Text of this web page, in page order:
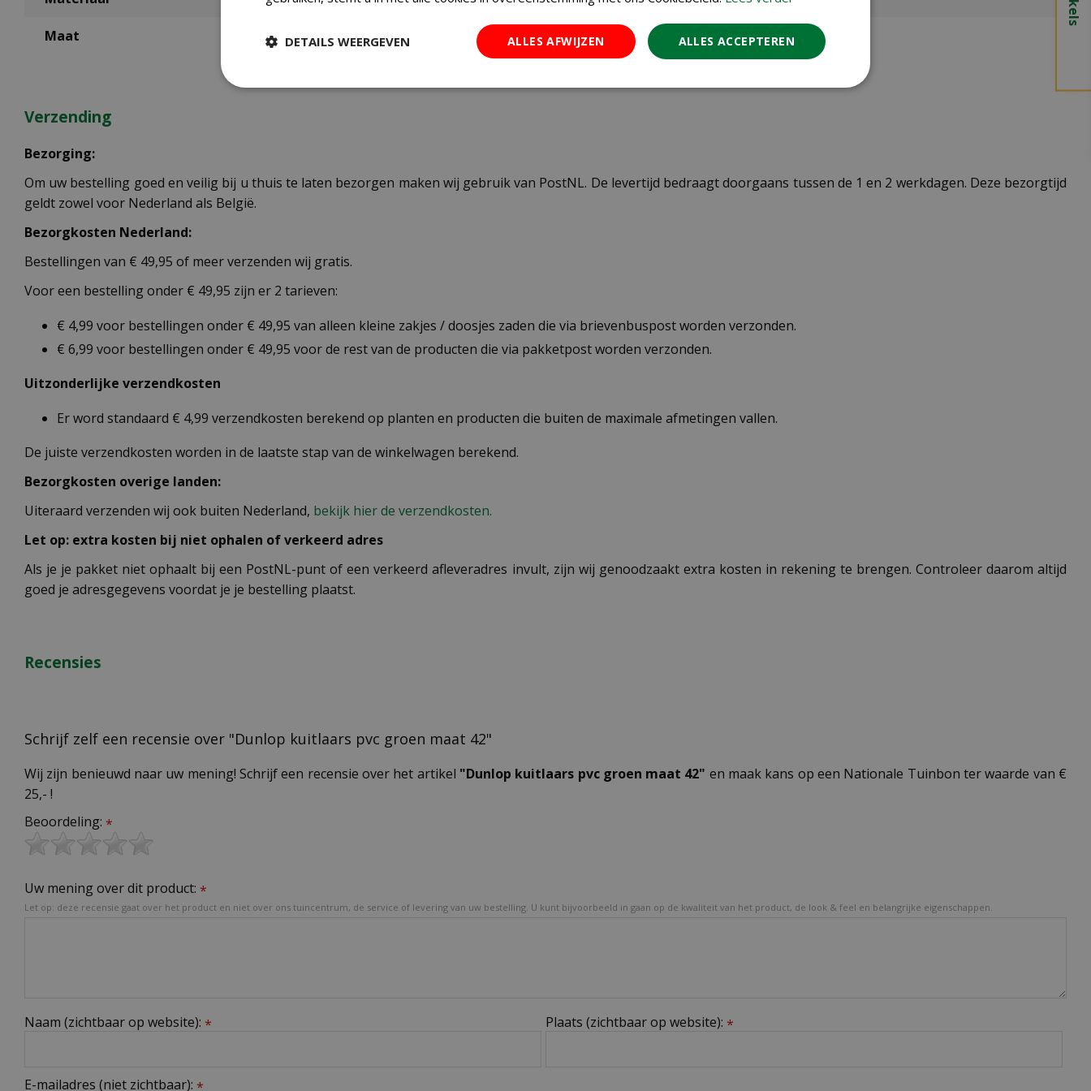
Maat 42
Verzending
Bezorging:
Om uw bestelling goed en veilig bij u thuis te laten bezorgen maken wij gebruik van PostNL. De levertijd bedraagt doorgaans tussen de 1 en 2 werkdagen. Deze bezorgtijd
geldt zowel voor Nederland als België.
Bezorgkosten Nederland:
Bestellingen van € 49,95 of meer verzenden wij gratis.
Voor een bestelling onder € 49,95 zijn er 2 tarieven:
€ 4,99 voor bestellingen onder € 49,95 van alleen kleine zakjes / doosjes zaden die via brievenbuspost worden verzonden.
€ 6,99 voor bestellingen onder € 49,95 voor de rest van de producten die via pakketpost worden verzonden.
Uitzonderlijke verzendkosten
Er word standaard € 4,99 verzendkosten berekend op planten en producten die buiten de maximale afmetingen vallen.
De juiste verzendkosten worden in de laatste stap van de winkelwagen berekend.
Bezorgkosten overige landen:
Uiteraard verzenden wij ook buiten Nederland, bekijk hier de verzendkosten.
Let op: extra kosten bij niet ophalen of verkeerd adres
Als je je pakket niet ophaalt bij een PostNL-punt of een verkeerd afleveradres invult, zijn wij genoodzaakt extra kosten in rekening te brengen. Controleer daarom altijd
goed je adresgegevens voordat je je bestelling plaatst.
Recensies
Schrijf zelf een recensie over "Dunlop kuitlaars pvc groen maat 42"
Wij zijn benieuwd naar uw mening! Schrijf een recensie over het artikel "Dunlop kuitlaars pvc groen maat 42" en maak kans op een Nationale Tuinbon ter waarde van €
25,- !
Beoordeling: *
Uw mening over dit product: *
Let op: deze recensie gaat over het product en niet over ons tuincentrum, de service of levering van uw bestelling. U kunt bijvoorbeeld in gaan op de kwaliteit van het product, de look & feel en belangrijke eigenschappen.
Naam (zichtbaar op website): * Plaats (zichtbaar op website): *
E-mailadres (niet zichtbaar): *
ALLES ACCEPTEREN
ALLES AFWIJZEN
DETAILS WEERGEVEN